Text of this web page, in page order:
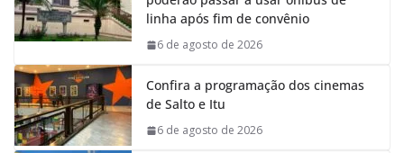
linha após fim de convênio
6 de agosto de 2026
Confira a programação dos cinemas
de Salto e Itu
6 de agosto de 2026